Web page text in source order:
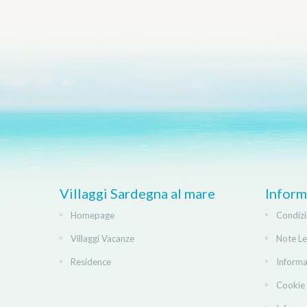
Villaggi Sardegna al mare
Homepage
Villaggi Vacanze
Residence
Note
Cookie